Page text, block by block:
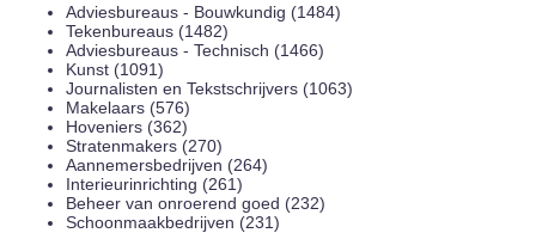
Adviesbureaus - Bouwkundig (1484)
Tekenbureaus (1482)
Adviesbureaus - Technisch (1466)
Kunst (1091)
Journalisten en Tekstschrijvers (1063)
Makelaars (576)
Hoveniers (362)
Stratenmakers (270)
Aannemersbedrijven (264)
Interieurinrichting (261)
Beheer van onroerend goed (232)
Schoonmaakbedrijven (231)